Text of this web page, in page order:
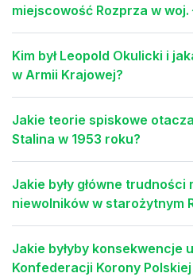
miejscowość Rozprza w woj.
Kim był Leopold Okulicki i
w Armii Krajowej?
Jakie teorie spiskowe
Stalina w 1953 roku?
Jakie były główne trudności
niewolników w starożytnym
Jakie byłyby konsekwencje
Konfederacji Korony